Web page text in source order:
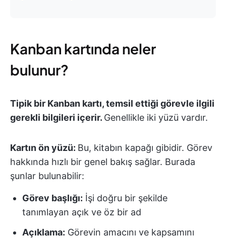
Kanban kartında neler
bulunur?
Tipik bir Kanban kartı, temsil ettiği görevle ilgili
gerekli bilgileri içerir. Genellikle iki yüzü vardır.
Kartın ön yüzü: Bu, kitabın kapağı gibidir. Görev
hakkında hızlı bir genel bakış sağlar. Burada
şunlar bulunabilir:
Görev başlığı: İşi doğru bir şekilde
tanımlayan açık ve öz bir ad
Açıklama: Görevin amacını ve kapsamını